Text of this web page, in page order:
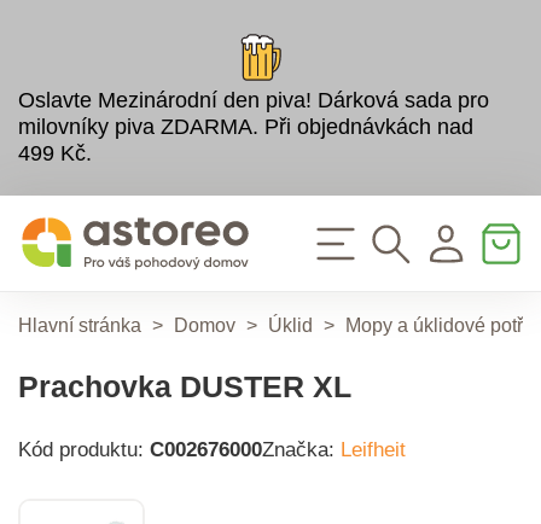
Oslavte Mezinárodní den piva! Dárková sada pro
milovníky piva ZDARMA. Při objednávkách nad
499 Kč.
Hlavní stránka > Domov > Úklid > Mopy a úklidové
Prachovka DUSTER XL
Kód produktu: C002676000Značka: Leifheit